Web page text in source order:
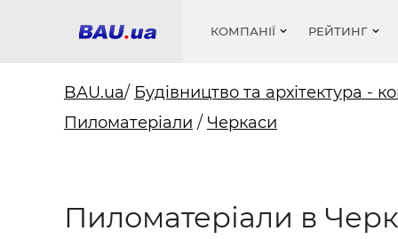
КОМПАНІЇ
Фарби,
РЕЙТИНГ
Меблі
BAU.ua/ Будівництво та архітектура -
Пиломатеріали / Черкаси
Пиломатеріали в